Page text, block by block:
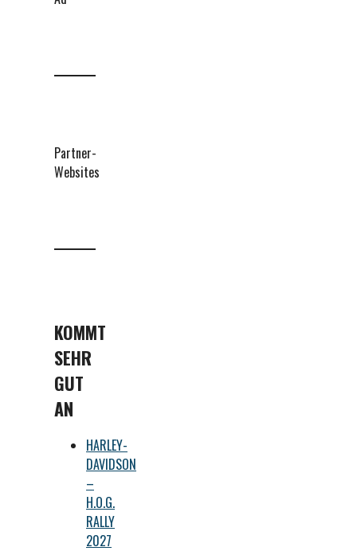
Partner-
Websites
KOMMT
SEHR
GUT
AN
HARLEY-
DAVIDSON
–
H.O.G.
RALLY
2027